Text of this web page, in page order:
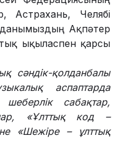
Астрахань, Челябі
Ақпәтер
ықыласпен қарсы
сәндік-қолданбалы
аспаптарда
сабақтар,
«Ұлттық код –
«Шежіре – ұлттық